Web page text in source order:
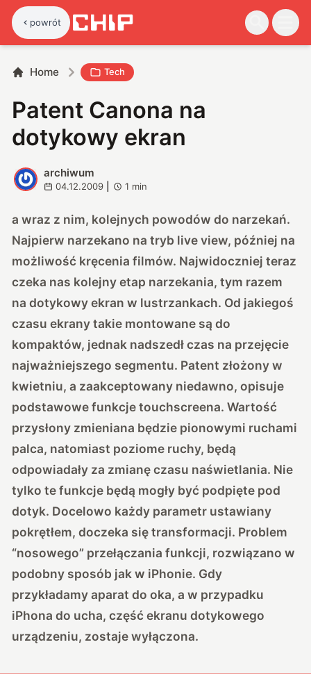
powrót
Home Tech
Patent Canona na
dotykowy ekran
A
archiwum
04.12.2009 1 min
a wraz z nim, kolejnych powodów do narzekań.
Najpierw narzekano na tryb live view, później na
możliwość kręcenia filmów. Najwidoczniej teraz
czeka nas kolejny etap narzekania, tym razem
na dotykowy ekran w lustrzankach. Od jakiegoś
czasu ekrany takie montowane są do
kompaktów, jednak nadszedł czas na przejęcie
najważniejszego segmentu. Patent złożony w
kwietniu, a zaakceptowany niedawno, opisuje
podstawowe funkcje touchscreena. Wartość
przysłony zmieniana będzie pionowymi ruchami
palca, natomiast poziome ruchy, będą
odpowiadały za zmianę czasu naświetlania. Nie
tylko te funkcje będą mogły być podpięte pod
dotyk. Docelowo każdy parametr ustawiany
pokrętłem, doczeka się transformacji. Problem
“nosowego” przełączania funkcji, rozwiązano w
podobny sposób jak w iPhonie. Gdy
przykładamy aparat do oka, a w przypadku
iPhona do ucha, część ekranu dotykowego
urządzeniu, zostaje wyłączona.